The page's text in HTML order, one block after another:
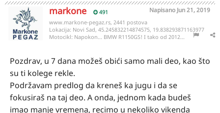
markone 491 Napisano Jun 21, 2019
www.markone-pegaz.rs, 2441 postova
Lokacija: Novi Sad, 45.245832214874575, 19.838293871163977
Motocikl: Napokon... BMW R1150GS! I tako od 2012...
Pozdrav, u 7 dana možeš obići samo mali deo, kao što
su ti kolege rekle.
Podržavam predlog da kreneš ka jugu i da se
fokusiraš na taj deo. A onda, jednom kada budeš
imao manje vremena, recimo u nekoliko vikenda